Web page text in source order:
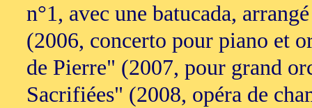
n°1, avec une batucada,
(2006, concerto pour piano et
de Pierre" (2007, pour grand
Sacrifiées" (2008, opéra de